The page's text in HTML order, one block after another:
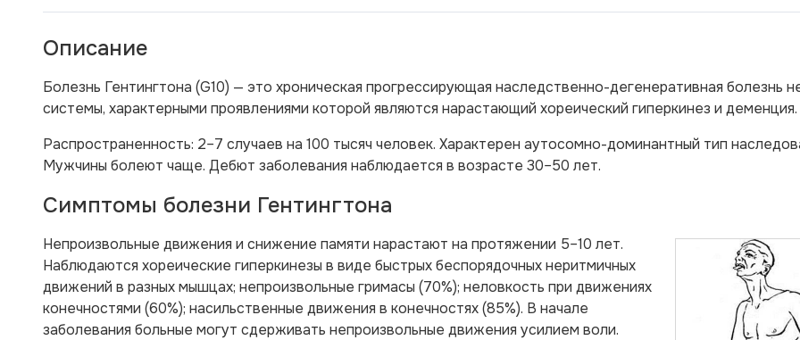
Описание
Болезнь Гентингтона (G10) — это хроническая прогрессирующая наследственно-дегенеративная болезнь
системы, характерными проявлениями которой являются нарастающий хореический гиперкинез и деменция.
Распространенность: 2–7 случаев на 100 тысяч человек. Характерен аутосомно-доминантный тип
Мужчины болеют чаще. Дебют заболевания наблюдается в возрасте 30–50 лет.
Симптомы болезни Гентингтона
Непроизвольные движения и снижение памяти нарастают на протяжении 5–10 лет.
Наблюдаются хореические гиперкинезы в виде быстрых беспорядочных неритмичных
движений в разных мышцах; непроизвольные гримасы (70%); неловкость при движениях
конечностями (60%); насильственные движения в конечностях (85%). В начале
заболевания больные могут сдерживать непроизвольные движения усилием воли.